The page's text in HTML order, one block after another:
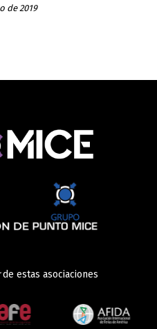
de 2019
de estas asociaciones